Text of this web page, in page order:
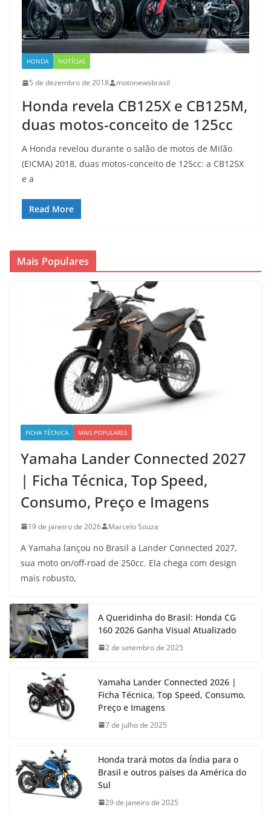
HONDA NOTÍCIAS
5 de dezembro de 2018 motonewsbrasil
Honda revela CB125X e CB125M,
duas motos-conceito de 125cc
A Honda revelou durante o salão de motos de Milão
(EICMA) 2018, duas motos-conceito de 125cc: a CB125X
e a
Read More
Mais Populares
FICHA TÉCNICA MAIS POPULARES
Yamaha Lander Connected 2027
| Ficha Técnica, Top Speed,
Consumo, Preço e Imagens
19 de janeiro de 2026 Marcelo Souza
A Yamaha lançou no Brasil a Lander Connected 2027,
sua moto on/off-road de 250cc. Ela chega com design
mais robusto,
A Queridinha do Brasil: Honda CG
160 2026 Ganha Visual Atualizado
2 de setembro de 2025
Yamaha Lander Connected 2026 |
Ficha Técnica, Top Speed, Consumo,
Preço e Imagens
7 de julho de 2025
Honda trará motos da Índia para o
Brasil e outros países da América do
Sul
29 de janeiro de 2025